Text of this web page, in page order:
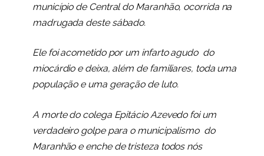
município de Central do Maranhão, ocorrida na
madrugada deste sábado.
Ele foi acometido por um infarto agudo do
miocárdio e deixa, além de familiares, toda uma
população e uma geração de luto.
A morte do colega Epitácio Azevedo foi um
verdadeiro golpe para o municipalismo do
Maranhão e enche de tristeza todos nós